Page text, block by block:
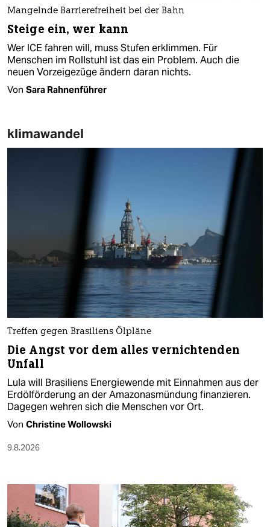
Mangelnde Barrierefreiheit bei der Bahn
Steige ein, wer kann
Wer ICE fahren will, muss Stufen erklimmen. Für
Menschen im Rollstuhl ist das ein Problem. Auch die
neuen Vorzeigezüge ändern daran nichts.
Von Sara Rahnenführer
klimawandel
Treffen gegen Brasiliens Ölpläne
Die Angst vor dem alles vernichtenden
Unfall
Lula will Brasiliens Energiewende mit Einnahmen aus der
Erdölförderung an der Amazonasmündung finanzieren.
Dagegen wehren sich die Menschen vor Ort.
Von Christine Wollowski
9.8.2026